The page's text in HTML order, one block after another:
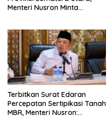
Menteri Nusron Minta
Masyarakat
Terbitkan Surat Edaran
Percepatan Sertipikasi Tanah
MBR, Menteri Nusron: